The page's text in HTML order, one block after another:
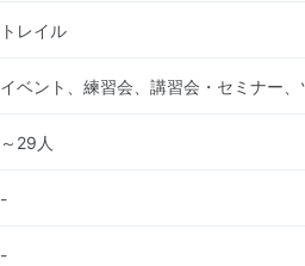
トレイル
イベント、練習会、講習会・セミナー
～29人
-
-